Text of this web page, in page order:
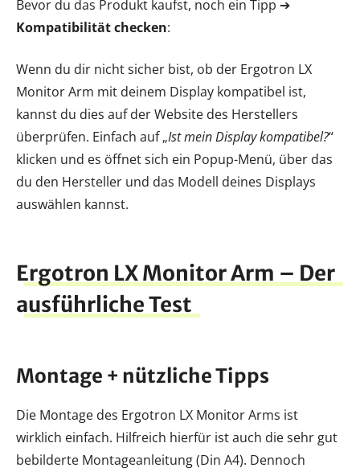
Bevor du das Produkt kaufst, noch ein Tipp ➔
Kompatibilität checken:
Wenn du dir nicht sicher bist, ob der Ergotron LX
Monitor Arm mit deinem Display kompatibel ist,
kannst du dies auf der Website des Herstellers
überprüfen. Einfach auf „Ist mein Display kompatibel?“
klicken und es öffnet sich ein Popup-Menü, über das
du den Hersteller und das Modell deines Displays
auswählen kannst.
Ergotron LX Monitor Arm – Der
ausführliche Test
Montage + nützliche Tipps
Die Montage des Ergotron LX Monitor Arms ist
wirklich einfach. Hilfreich hierfür ist auch die sehr gut
bebilderte Montageanleitung (Din A4). Dennoch